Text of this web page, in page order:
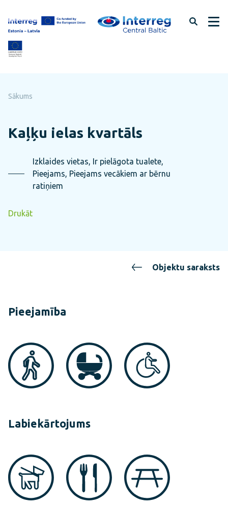
uz
lapas
saturu
Sākums
Kaļķu ielas kvartāls
Izklaides vietas, Ir pielāgota tualete,
Pieejams, Pieejams vecākiem ar bērnu
ratiņiem
Drukāt
Objektu saraksts
Pieejamība
Labiekārtojums